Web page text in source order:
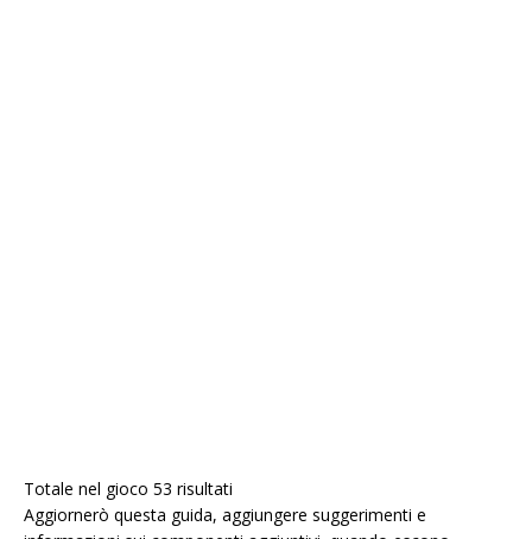
Totale nel gioco 53 risultati
Aggiornerò questa guida, aggiungere suggerimenti e